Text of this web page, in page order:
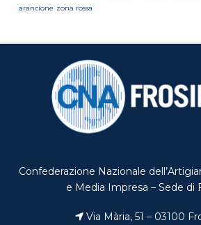
arancione zona rossa
Confederazione Nazionale
e Media Impresa – Sede di
Via Mària, 51 – 03100